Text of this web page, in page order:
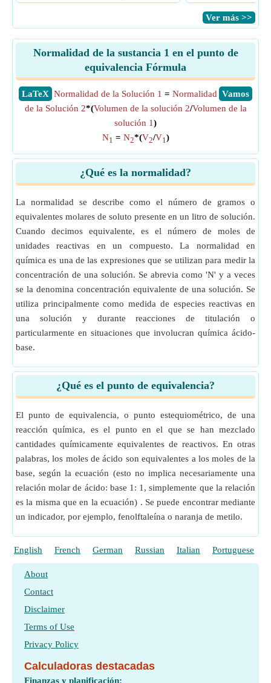
​Ver más >>
Normalidad de la sustancia 1 en el punto de
equivalencia Fórmula
​LaTeX ​Vamos
Normalidad de la Solución 1 = Normalidad
de la Solución 2*(Volumen de la solución 2/Volumen de la
solución 1)
N1 = N2*(V2/V1)
¿Qué es la normalidad?
La normalidad se describe como el número de gramos o
equivalentes molares de soluto presente en un litro de solución.
Cuando decimos equivalente, es el número de moles de
unidades reactivas en un compuesto. La normalidad en
química es una de las expresiones que se utilizan para medir la
concentración de una solución. Se abrevia como 'N' y a veces
se la denomina concentración equivalente de una solución. Se
utiliza principalmente como medida de especies reactivas en
una solución y durante reacciones de titulación o
particularmente en situaciones que involucran química ácido-
base.
¿Qué es el punto de equivalencia?
El punto de equivalencia, o punto estequiométrico, de una
reacción química, es el punto en el que se han mezclado
cantidades químicamente equivalentes de reactivos. En otras
palabras, los moles de ácido son equivalentes a los moles de la
base, según la ecuación (esto no implica necesariamente una
relación molar de ácido: base 1: 1, simplemente que la relación
es la misma que en la ecuación) . Se puede encontrar mediante
un indicador, por ejemplo, fenolftaleína o naranja de metilo.
English French German Russian Italian Portuguese
About
Contact
Disclaimer
Terms of Use
Privacy Policy
Calculadoras destacadas
Finanzas y planificación: